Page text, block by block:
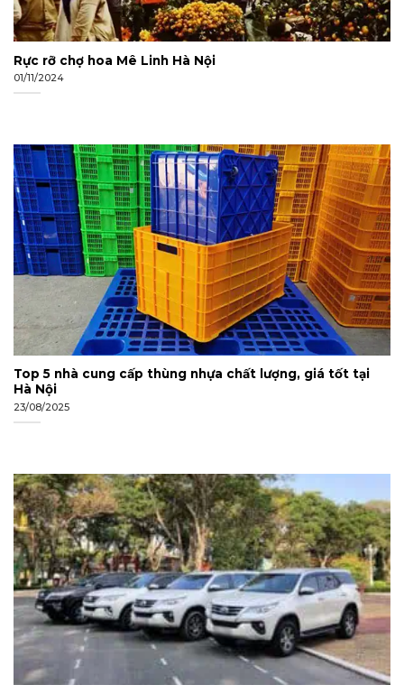
Rực rỡ chợ hoa Mê Linh Hà Nội
01/11/2024
Top 5 nhà cung cấp thùng nhựa chất lượng, giá tốt tại
Hà Nội
23/08/2025